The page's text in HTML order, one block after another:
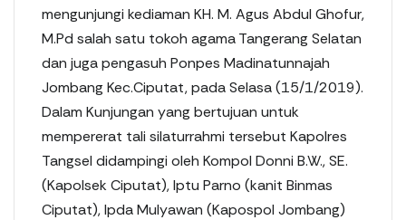
b
o
k
e
I
n
s
p
p
g
a
m
n
b
a
c
mengunjungi kediaman KH. M. Agus Abdul Ghofur,
M.Pd salah satu tokoh agama Tangerang Selatan
dan juga pengasuh Ponpes Madinatunnajah
Jombang Kec.Ciputat, pada Selasa (15/1/2019).
Dalam Kunjungan yang bertujuan untuk
mempererat tali silaturrahmi tersebut Kapolres
Tangsel didampingi oleh Kompol Donni B.W., SE.
(Kapolsek Ciputat), Iptu Parno (kanit Binmas
Ciputat), Ipda Mulyawan (Kapospol Jombang)